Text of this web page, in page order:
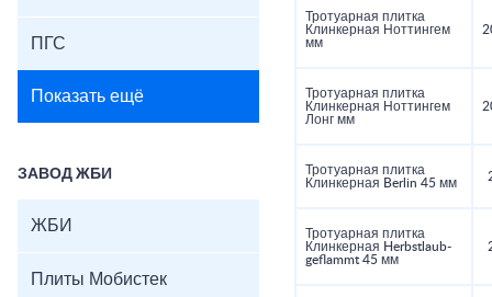
ПГС
Показать ещё
ЗАВОД ЖБИ
ЖБИ
Плиты Мобистек
Тротуарная плитка
Клинкерная Ноттингем
мм
Тротуарная плитка
Клинкерная Ноттингем
Лонг мм
Тротуарная плитка
Клинкерная Berlin 45 мм
Тротуарная плитка
Клинкерная Herbstlaub-
geflammt 45 мм